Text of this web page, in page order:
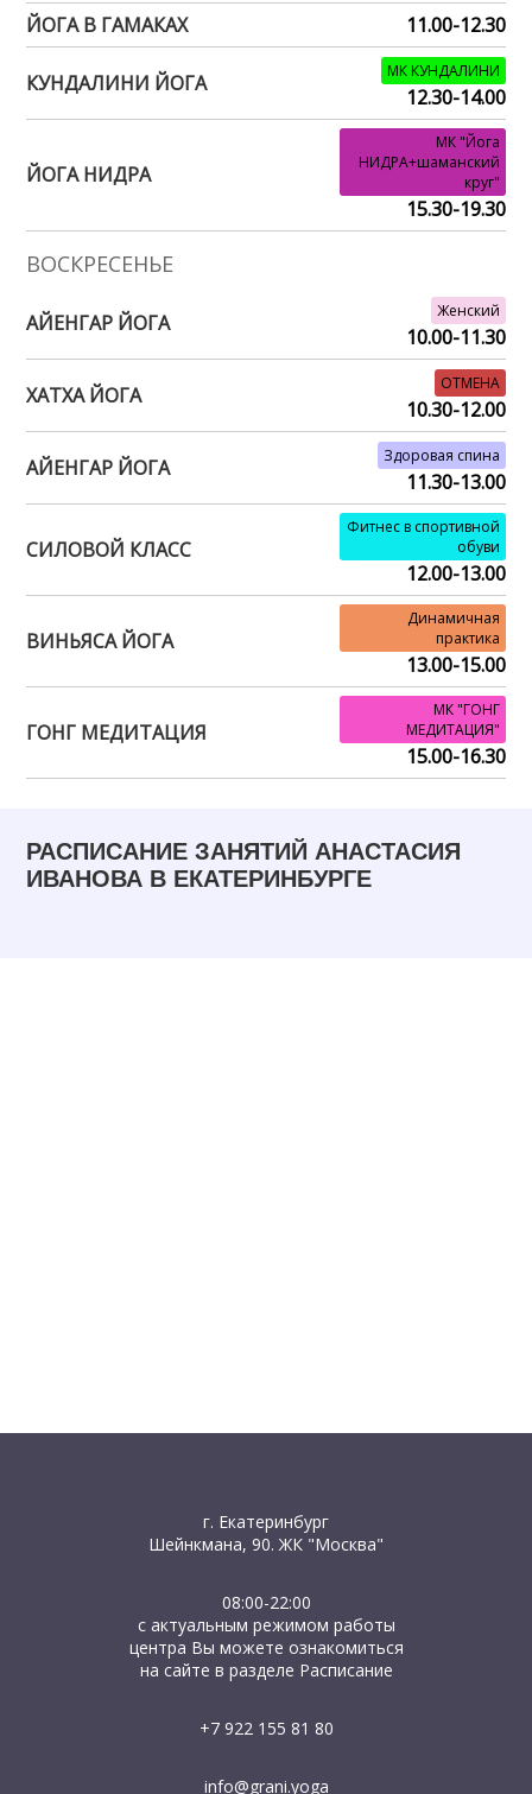
ЙОГА В ГАМАКАХ
11.00-12.30
КУНДАЛИНИ ЙОГА МК КУНДАЛИНИ
12.30-14.00
ЙОГА НИДРА
МК "Йога
НИДРА+шаманский
круг"
15.30-19.30
ВОСКРЕСЕНЬЕ
АЙЕНГАР ЙОГА Женский
10.00-11.30
ХАТХА ЙОГА ОТМЕНА
10.30-12.00
АЙЕНГАР ЙОГА Здоровая спина
11.30-13.00
СИЛОВОЙ КЛАСС
Фитнес в спортивной
обуви
12.00-13.00
ВИНЬЯСА ЙОГА
Динамичная
практика
13.00-15.00
ГОНГ МЕДИТАЦИЯ
МК "ГОНГ
МЕДИТАЦИЯ"
15.00-16.30
РАСПИСАНИЕ ЗАНЯТИЙ АНАСТАСИЯ
ИВАНОВА В ЕКАТЕРИНБУРГЕ
г. Екатеринбург
Шейнкмана, 90. ЖК "Москва"
+7 922 155 81 80
info@grani.yoga
08:00-22:00
с актуальным режимом работы
центра Вы можете ознакомиться
на сайте в разделе Расписание